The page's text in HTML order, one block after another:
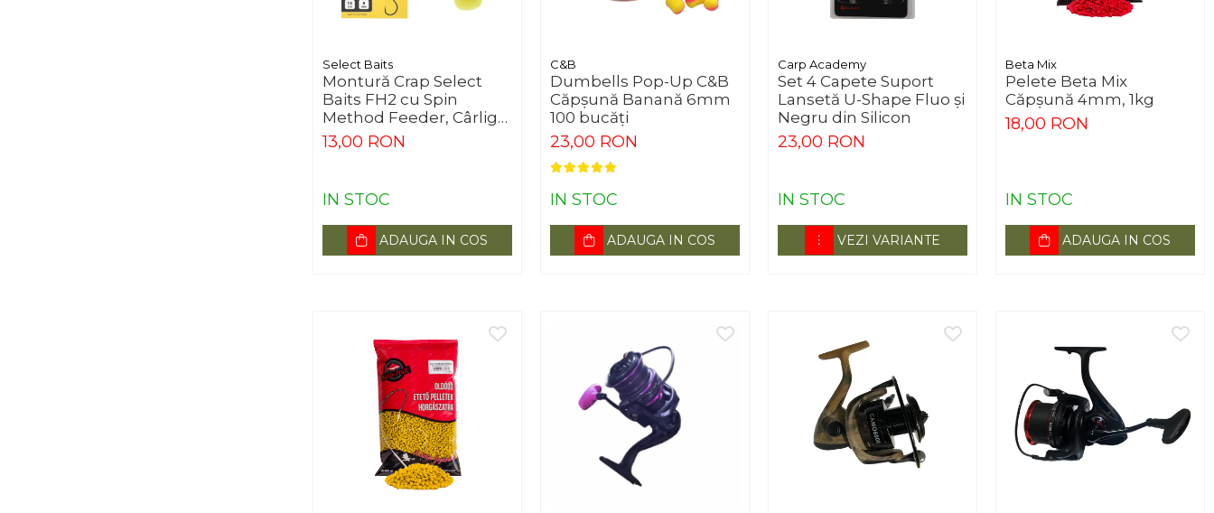
Select Baits
Montură Crap Select
Baits FH2 cu Spin
Method Feeder, Cârlig
Nr.10, 3 buc/set
13,00 RON
IN STOC
ADAUGA IN COS
C&B
Dumbells Pop-Up C&B
Căpșună Banană 6mm
100 bucăți
23,00 RON
IN STOC
ADAUGA IN COS
Carp Academy
Set 4 Capete Suport
Lansetă U-Shape Fluo și
Negru din Silicon
23,00 RON
IN STOC
VEZI VARIANTE
Beta Mix
Pelete Beta Mix
Căpșună 4mm, 1kg
18,00 RON
IN STOC
ADAUGA IN COS